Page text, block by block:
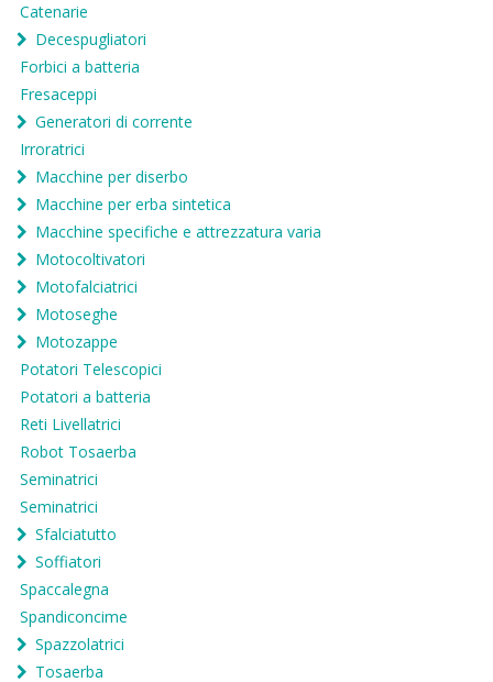
Catenarie
Decespugliatori
Forbici a batteria
Fresaceppi
Generatori di corrente
Irroratrici
Macchine per diserbo
Macchine per erba sintetica
Macchine specifiche e attrezzatura varia
Motocoltivatori
Motofalciatrici
Motoseghe
Motozappe
Potatori Telescopici
Potatori a batteria
Reti Livellatrici
Robot Tosaerba
Seminatrici
Seminatrici
Sfalciatutto
Soffiatori
Spaccalegna
Spandiconcime
Spazzolatrici
Tosaerba